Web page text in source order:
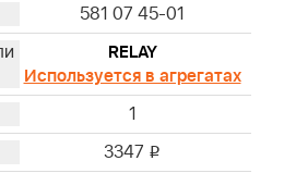
581 07 45-01
RELAY
Используется в агрегатах
1
3347 i